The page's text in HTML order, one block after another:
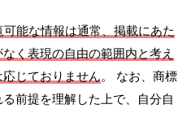
能な情報は通常、掲載にあた
く表現の自由の範囲内と考え
じておりません。 なお、商標
前提を理解した上で、自分自